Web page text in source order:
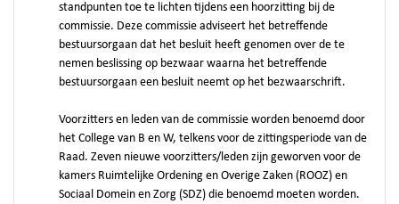
standpunten toe te lichten tijdens een hoorzitting bij de
commissie. Deze commissie adviseert het betreffende
bestuursorgaan dat het besluit heeft genomen over de te
nemen beslissing op bezwaar waarna het betreffende
bestuursorgaan een besluit neemt op het bezwaarschrift.
Voorzitters en leden van de commissie worden benoemd door
het College van B en W, telkens voor de zittingsperiode van de
Raad. Zeven nieuwe voorzitters/leden zijn geworven voor de
kamers Ruimtelijke Ordening en Overige Zaken (ROOZ) en
Sociaal Domein en Zorg (SDZ) die benoemd moeten worden.